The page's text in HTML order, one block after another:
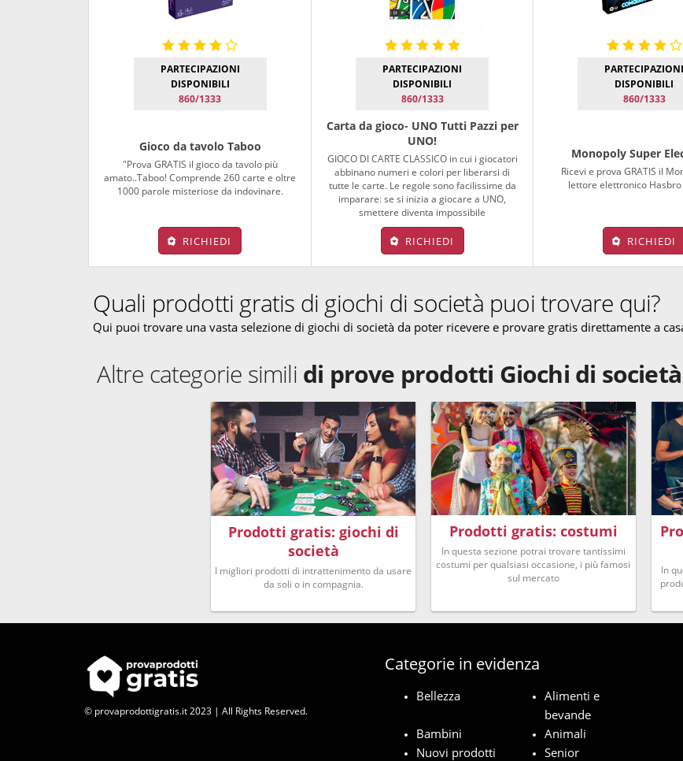
PARTECIPAZIONI
DISPONIBILI
860/1333
Gioco da tavolo Taboo
"Prova GRATIS il gioco da tavolo più
amato..Taboo! Comprende 260 carte e oltre
1000 parole misteriose da indovinare.
RICHIEDI
PARTECIPAZIONI
DISPONIBILI
860/1333
Carta da gioco- UNO Tutti Pazzi per
UNO!
GIOCO DI CARTE CLASSICO in cui i giocatori
abbinano numeri e colori per liberarsi di
tutte le carte. Le regole sono facilissime da
imparare: se si inizia a giocare a UNO,
smettere diventa impossibile
RICHIEDI
PARTECIPAZIONI
DISPONIBILI
860/1333
Monopoly Super
Ricevi e prova GRATIS il
lettore elettronico
RICHIEDI
Quali prodotti gratis di giochi di società puoi trovare qui?
Qui puoi trovare una vasta selezione di giochi di società da poter ricevere e provare gratis direttamente a
Altre categorie simili di prove prodotti Giochi di società
Prodotti gratis: giochi di
società
I migliori prodotti di intrattenimento da usare
da soli o in compagnia.
Prodotti gratis: costumi
In questa sezione potrai trovare tantissimi
costumi per qualsiasi occasione, i più famosi
sul mercato
In
© provaprodottigratis.it 2023 | All Rights Reserved.
Categorie in evidenza
Bellezza
Alimenti e
bevande
Bambini
Animali
Nuovi prodotti
Senior